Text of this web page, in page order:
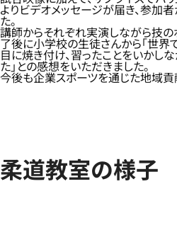
よりビデオメッセージが届き、参加
た。
講師からそれぞれ実演しながら技の
了後に小学校の生徒さんから「世
目に焼き付け、習ったことをいかし
た」との感想をいただきました。
今後も企業スポーツを通じた地域貢
柔道教室の様子